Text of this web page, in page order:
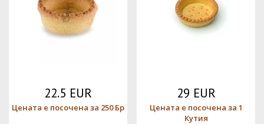
22.5 EUR
Цената е посочена за 250 Бр
29 EUR
Цената е посочена за 1
Кутия